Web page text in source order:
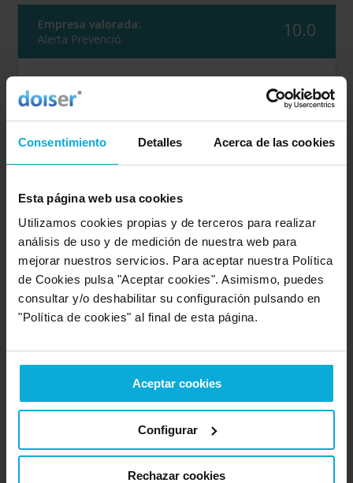
Consentimiento Detalles Acerca de las cookies
Esta página web usa cookies
Utilizamos cookies propias y de terceros para realizar
análisis de uso y de medición de nuestra web para
mejorar nuestros servicios. Para aceptar nuestra Política
de Cookies pulsa "Aceptar cookies". Asimismo, puedes
consultar y/o deshabilitar su configuración pulsando en
"Política de cookies" al final de esta página.
Aceptar cookies
Configurar
Rechazar cookies
Empresa valorada:
Alerta Prevenció
10.0
"El usuario no ha realizado ningun comentario".
Rapidez
Amabilidad 10
Calidad / precio 10
Empresa valorada:
OZONIA Consultores
10.0
Opinión de: Anónimo
¿Qué te ha gustado más?El nivel de confianza que
transmite la empresa y la transparencia en el uso de la
información. Destacar la labor de Antonio Heredia que
aporta una buena capacidad de comunicación y cercanía
Opinión realizada en: 18/03/2026